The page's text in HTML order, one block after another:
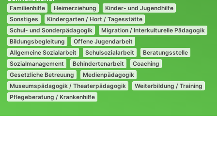
Familienhilfe Heimerziehung
Kinder- und Jugendhilfe
Sonstiges
Kindergarten / Hort / Tagesstätte
Schul- und Sonderpädagogik
Migration / Interkulturelle Pädagogik
Bildungsbegleitung
Offene Jugendarbeit
Allgemeine Sozialarbeit
Schulsozialarbeit
Beratungsstelle
Sozialmanagement
Behindertenarbeit
Coaching
Gesetzliche Betreuung
Medienpädagogik
Museumspädagogik / Theaterpädagogik
Weiterbildung / Training
Pflegeberatung / Krankenhilfe